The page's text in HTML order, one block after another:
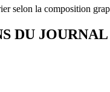
selon la composition
DU JOURNAL